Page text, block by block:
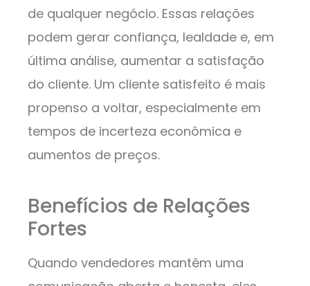
de qualquer negócio. Essas relações
podem gerar confiança, lealdade e, em
última análise, aumentar a satisfação
do cliente. Um cliente satisfeito é mais
propenso a voltar, especialmente em
tempos de incerteza econômica e
aumentos de preços.
Benefícios de Relações
Fortes
Quando vendedores mantêm uma